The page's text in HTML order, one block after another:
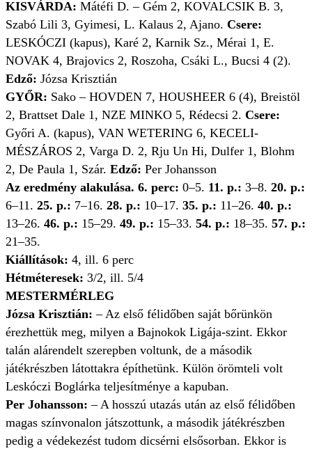
KISVÁRDA: Mátéfi D. – Gém 2, KOVALCSIK B. 3,
Szabó Lili 3, Gyimesi, L. Kalaus 2, Ajano. Csere:
LESKÓCZI (kapus), Karé 2, Karnik Sz., Mérai 1, E.
NOVAK 4, Brajovics 2, Roszoha, Csáki L., Bucsi 4 (2).
Edző: Józsa Krisztián
GYŐR: Sako – HOVDEN 7, HOUSHEER 6 (4), Breistöl
2, Brattset Dale 1, NZE MINKO 5, Rédecsi 2. Csere:
Győri A. (kapus), VAN WETERING 6, KECELI-
MÉSZÁROS 2, Varga D. 2, Rju Un Hi, Dulfer 1, Blohm
2, De Paula 1, Szár. Edző: Per Johansson
Az eredmény alakulása. 6. perc: 0–5. 11. p.: 3–8. 20. p.:
6–11. 25. p.: 7–16. 28. p.: 10–17. 35. p.: 11–26. 40. p.:
13–26. 46. p.: 15–29. 49. p.: 15–33. 54. p.: 18–35. 57. p.:
21–35.
Kiállítások: 4, ill. 6 perc
Hétméteresek: 3/2, ill. 5/4
MESTERMÉRLEG
Józsa Krisztián: – Az első félidőben saját bőrünkön
érezhettük meg, milyen a Bajnokok Ligája-szint. Ekkor
talán alárendelt szerepben voltunk, de a második
játékrészben látottakra építhetünk. Külön örömteli volt
Leskóczi Boglárka teljesítménye a kapuban.
Per Johansson: – A hosszú utazás után az első félidőben
magas színvonalon játszottunk, a második játékrészben
pedig a védekezést tudom dicsérni elsősorban. Ekkor is